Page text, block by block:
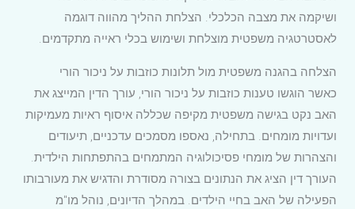
ושיקמה את מצבה הכלכלי. הצלחת ההליך מהווה דוגמה
לאסטרטגיה משפטית מוצלחת ושימוש בכלי ראייה מתקדמים.
הצלחה בהגנה משפטית מול תלונות כוזבות על ניכור הורי
כאשר הוגשו טענות כוזבות על ניכור הורי, עורך הדין המייצג את
האב נקט בגישה משפטית מקיפה שכללה איסוף ראיות מעמיקות
ועדויות מומחים. בתחילה, נאספו מסמכים עדכניים, תיעודים
והצהרות של מומחי פסיכולוגיה המתמחים בהתפתחות הילדית.
העורך דין הציג את הנתונים בצורה מסודרת והדגיש את מעורבותו
הפעילה של האב בחיי הילדים. במהלך הדיונים, נוהל מו"מ